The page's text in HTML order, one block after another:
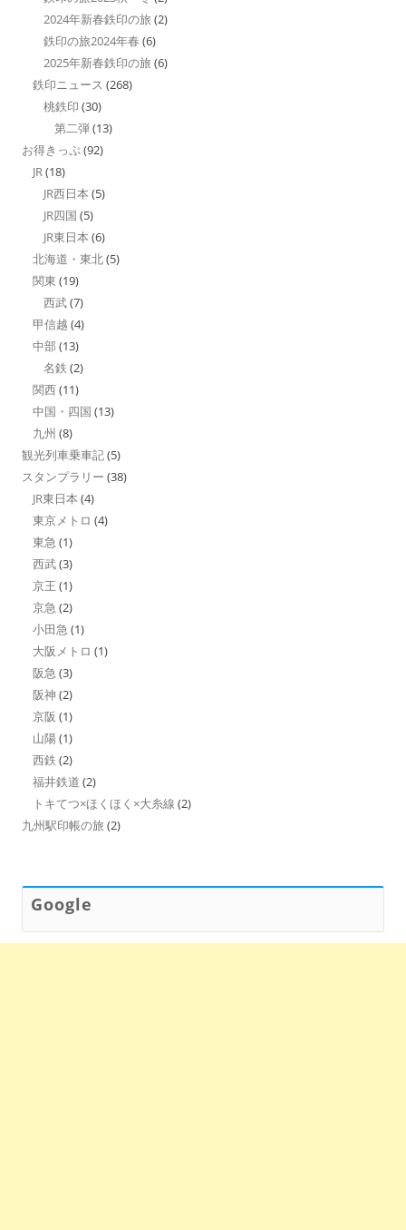
2024年新春鉄印の旅 (2)
鉄印の旅2024年春 (6)
2025年新春鉄印の旅 (6)
鉄印ニュース (268)
桃鉄印 (30)
第二弾(13)
お得きっぷ(92)
JR(18)
JR西日本 (5)
JR四国 (5)
JR東日本 (6)
北海道・東北(5)
関東 (19)
西武(7)
甲信越 (4)
中部 (13)
名鉄 (2)
関西(11)
中国・四国 (13)
九州 (8)
観光列車乗車記(5)
スタンプラリー (38)
JR東日本 (4)
東京メトロ (4)
東急 (1)
西武(3)
京王 (1)
京急 (2)
小田急 (1)
大阪メトロ (1)
阪急 (3)
阪神 (2)
京阪 (1)
山陽 (1)
西鉄 (2)
福井鉄道 (2)
トキてつ×ほくほく×大糸線 (2)
九州駅印帳の旅 (2)
Google